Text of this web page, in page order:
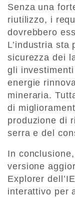
Senza una
riutilizzo, i
dovrebbero
L’industria sta
sicurezza dei
gli
energie
mineraria.
di
produzione di
serra e del
In
versione
Explorer
interattivo per